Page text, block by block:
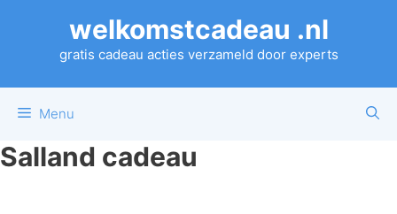
welkomstcadeau .nl
gratis cadeau acties verzameld door experts
Menu
Salland cadeau